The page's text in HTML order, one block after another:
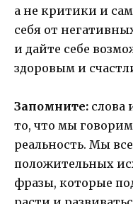
а не критики и
себя от
и дайте себе
здоровым и
Запомните: слова
то, что мы
реальность. Мы
положительных
фразы, которые